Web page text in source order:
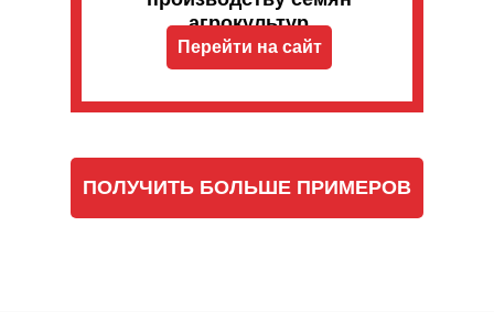
агрокультур
Перейти на сайт
ПОЛУЧИТЬ БОЛЬШЕ ПРИМЕРОВ